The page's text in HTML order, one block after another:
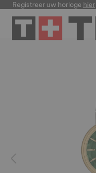
Registreer uw horlogehier